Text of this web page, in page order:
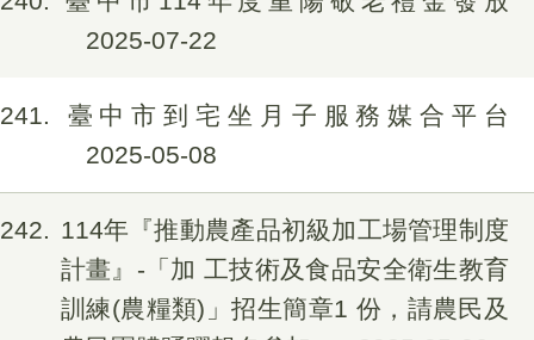
2025-07-22
241
臺中市到宅坐月子服務媒合平台
2025-05-08
242
114年『推動農產品初級加工場管理制度
計畫』-「加 工技術及食品安全衛生教育
訓練(農糧類)」招生簡章1 份，請農民及